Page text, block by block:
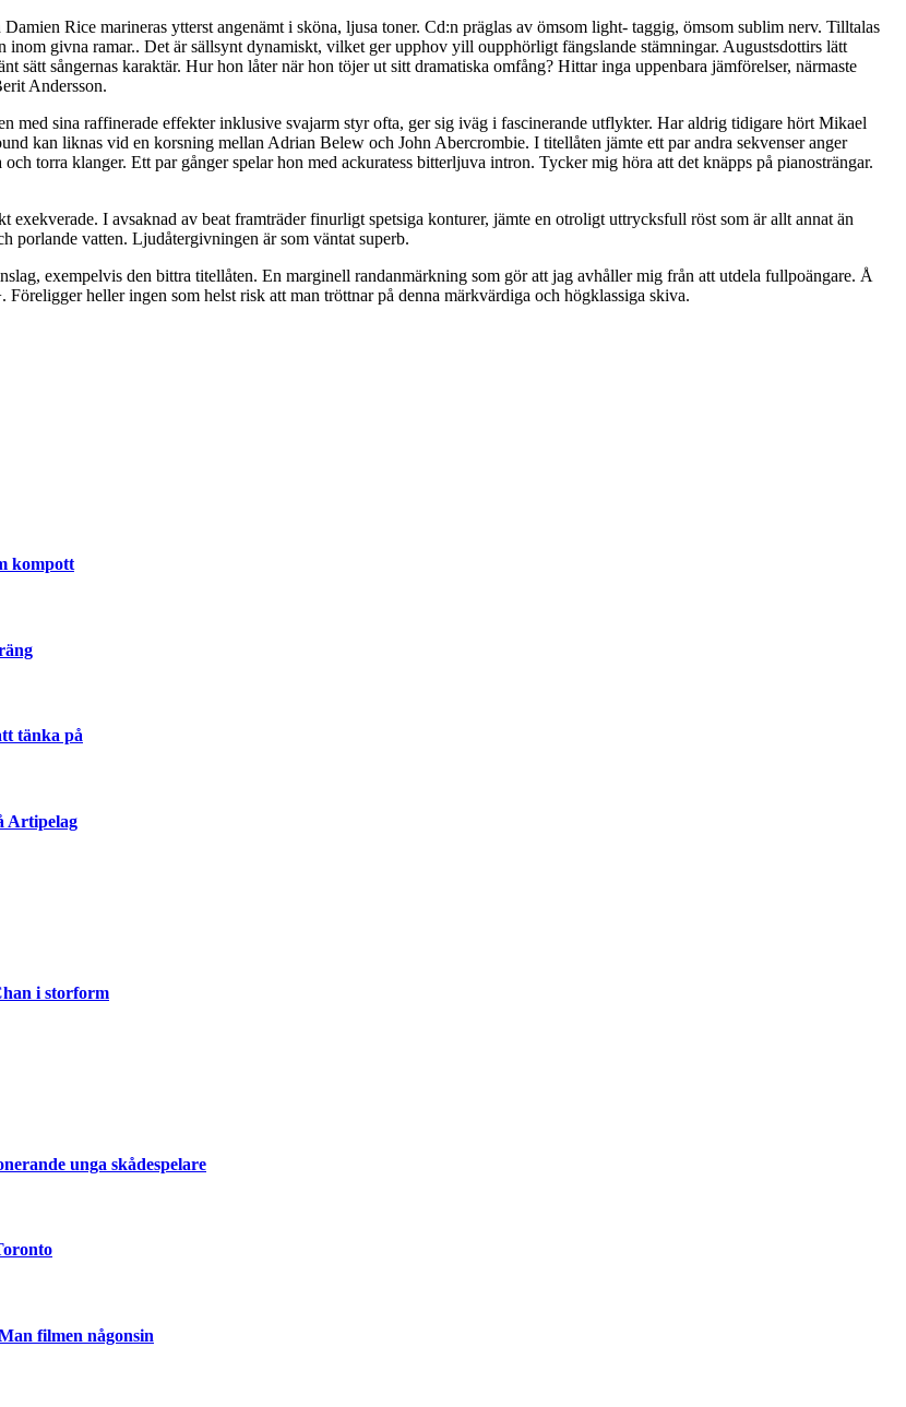
Damien Rice marineras ytterst angenämt i sköna, ljusa toner. Cd:n präglas av ömsom light- taggig, ömsom sublim nerv. Tilltalas
inom givna ramar.. Det är sällsynt dynamiskt, vilket ger upphov yill oupphörligt fängslande stämningar. Augustsdottirs lätt
sätt sångernas karaktär. Hur hon låter när hon töjer ut sitt dramatiska omfång? Hittar inga uppenbara jämförelser, närmaste
Andersson.
med sina raffinerade effekter inklusive svajarm styr ofta, ger sig iväg i fascinerande utflykter. Har aldrig tidigare hört Mikael
kan liknas vid en korsning mellan Adrian Belew och John Abercrombie. I titellåten jämte ett par andra sekvenser anger
torra klanger. Ett par gånger spelar hon med ackuratess bitterljuva intron. Tycker mig höra att det knäpps på pianosträngar.
I avsaknad av beat framträder finurligt spetsiga konturer, jämte en otroligt uttrycksfull röst som är allt annat än
porlande vatten. Ljudåtergivningen är som väntat superb.
exempelvis den bittra titellåten. En marginell randanmärkning som gör att jag avhåller mig från att utdela fullpoängare. Å
Föreligger heller ingen som helst risk att man tröttnar på denna märkvärdiga och högklassiga skiva.
kompott
tänka på
Artipelag
i storform
unga skådespelare
filmen någonsin